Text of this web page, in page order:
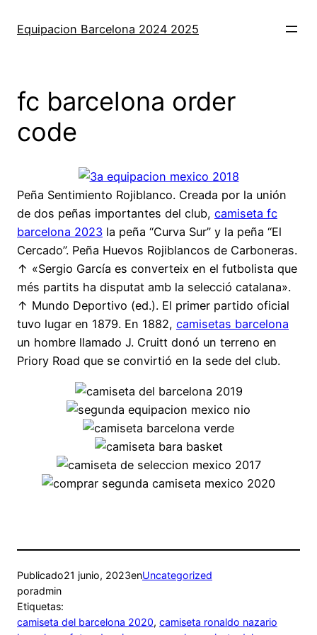
Equipacion Barcelona 2024 2025
fc barcelona order
code
Peña Sentimiento Rojiblanco. Creada por la unión
de dos peñas importantes del club, camiseta fc
barcelona 2023 la peña “Curva Sur” y la peña “El
Cercado”. Peña Huevos Rojiblancos de Carboneras.
↑ «Sergio García es converteix en el futbolista que
més partits ha disputat amb la selecció catalana».
↑ Mundo Deportivo (ed.). El primer partido oficial
tuvo lugar en 1879. En 1882, camisetas barcelona
un hombre llamado J. Cruitt donó un terreno en
Priory Road que se convirtió en la sede del club.
Publicado21 junio, 2023enUncategorized
poradmin
Etiquetas:
camiseta del barcelona 2020, camiseta ronaldo nazario